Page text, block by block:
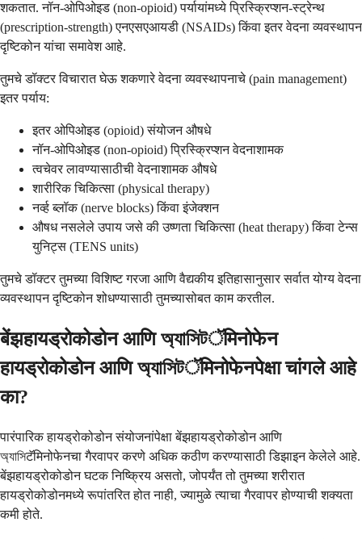
शकतात. नॉन-ओपिओइड (non-opioid) पर्यायांमध्ये प्रिस्क्रिप्शन-स्ट्रेन्थ
(prescription-strength) एनएसएआयडी (NSAIDs) किंवा इतर वेदना व्यवस्थापन
दृष्टिकोन यांचा समावेश आहे.
तुमचे डॉक्टर विचारात घेऊ शकणारे वेदना व्यवस्थापनाचे (pain management)
इतर पर्याय:
इतर ओपिओइड (opioid) संयोजन औषधे
नॉन-ओपिओइड (non-opioid) प्रिस्क्रिप्शन वेदनाशामक
त्वचेवर लावण्यासाठीची वेदनाशामक औषधे
शारीरिक चिकित्सा (physical therapy)
नर्व्ह ब्लॉक (nerve blocks) किंवा इंजेक्शन
औषध नसलेले उपाय जसे की उष्णता चिकित्सा (heat therapy) किंवा टेन्स
युनिट्स (TENS units)
तुमचे डॉक्टर तुमच्या विशिष्ट गरजा आणि वैद्यकीय इतिहासानुसार सर्वात योग्य वेदना
व्यवस्थापन दृष्टिकोन शोधण्यासाठी तुमच्यासोबत काम करतील.
बेंझहायड्रोकोडोन आणि অ্যাসিটॅमिनोफेन
हायड्रोकोडोन आणि অ্যাসিটॅमिनोफेनपेक्षा चांगले आहे
का?
पारंपारिक हायड्रोकोडोन संयोजनांपेक्षा बेंझहायड्रोकोडोन आणि
অ্যাসিटॅमिनोफेनचा गैरवापर करणे अधिक कठीण करण्यासाठी डिझाइन केलेले आहे.
बेंझहायड्रोकोडोन घटक निष्क्रिय असतो, जोपर्यंत तो तुमच्या शरीरात
हायड्रोकोडोनमध्ये रूपांतरित होत नाही, ज्यामुळे त्याचा गैरवापर होण्याची शक्यता
कमी होते.